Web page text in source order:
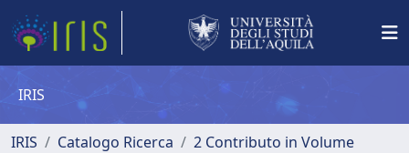
IRIS
IRIS Catalogo Ricerca
2 Contributo in Volume